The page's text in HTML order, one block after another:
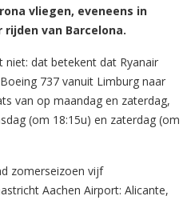
vliegen, eveneens in
van Barcelona.
dat betekent dat Ryanair
737 vanuit Limburg naar
van op maandag en zaterdag,
(om 18:15u) en zaterdag (om
zomerseizoen vijf
Aachen Airport: Alicante,